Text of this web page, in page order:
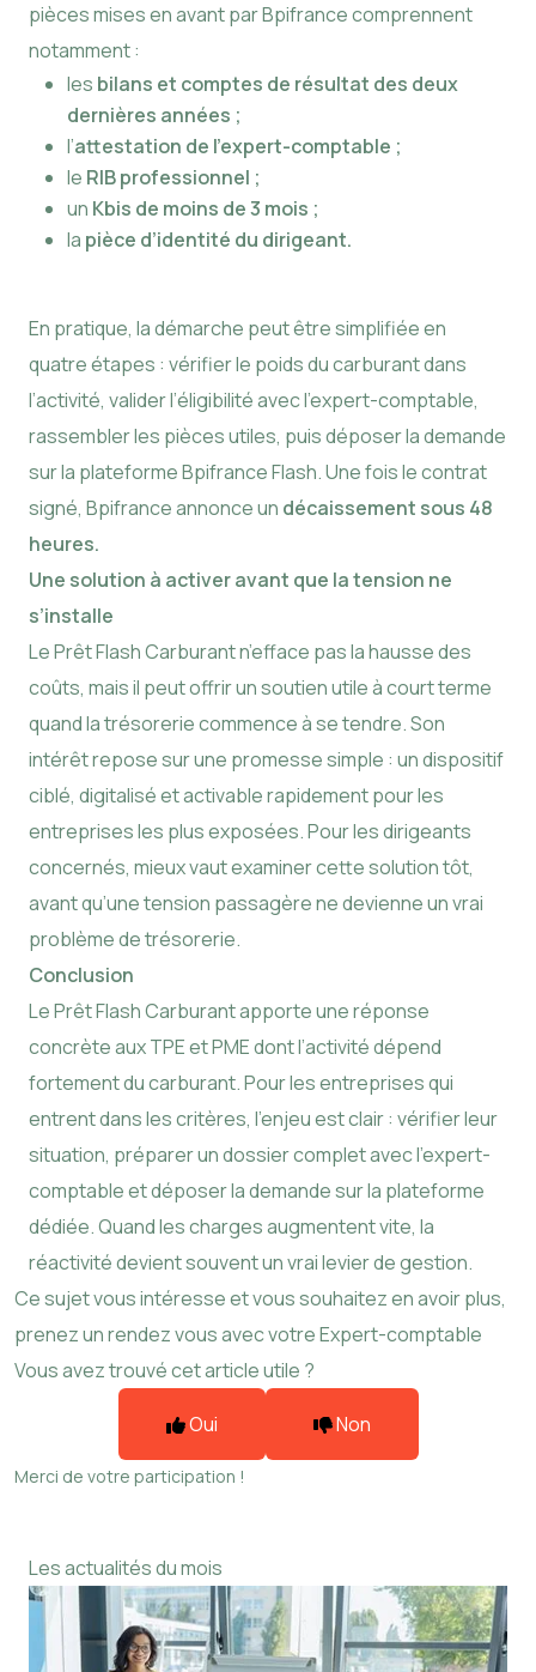
pièces mises en avant par Bpifrance comprennent
notamment :
les bilans et comptes de résultat des deux
dernières années ;
l’attestation de l’expert-comptable ;
le RIB professionnel ;
un Kbis de moins de 3 mois ;
la pièce d’identité du dirigeant.
En pratique, la démarche peut être simplifiée en
quatre étapes : vérifier le poids du carburant dans
l’activité, valider l’éligibilité avec l’expert-comptable,
rassembler les pièces utiles, puis déposer la demande
sur la plateforme Bpifrance Flash. Une fois le contrat
signé, Bpifrance annonce un décaissement sous 48
heures.
Une solution à activer avant que la tension ne
s’installe
Le Prêt Flash Carburant n’efface pas la hausse des
coûts, mais il peut offrir un soutien utile à court terme
quand la trésorerie commence à se tendre. Son
intérêt repose sur une promesse simple : un dispositif
ciblé, digitalisé et activable rapidement pour les
entreprises les plus exposées. Pour les dirigeants
concernés, mieux vaut examiner cette solution tôt,
avant qu’une tension passagère ne devienne un vrai
problème de trésorerie.
Conclusion
Le Prêt Flash Carburant apporte une réponse
concrète aux TPE et PME dont l’activité dépend
fortement du carburant. Pour les entreprises qui
entrent dans les critères, l’enjeu est clair : vérifier leur
situation, préparer un dossier complet avec l’expert-
comptable et déposer la demande sur la plateforme
dédiée. Quand les charges augmentent vite, la
réactivité devient souvent un vrai levier de gestion.
Ce sujet vous intéresse et vous souhaitez en avoir plus,
prenez un rendez vous avec votre Expert-comptable
Vous avez trouvé cet article utile ?
Oui Non
Merci de votre participation !
Les actualités du mois